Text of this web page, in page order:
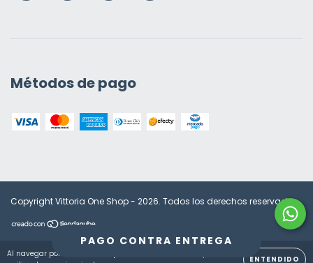
Al navegar por este sitio
ENTENDIDO
PAGO CONTRA ENTREGA
Métodos de pago
Copyright Vittoria One Shop - 2026. Todos los derechos reservados.